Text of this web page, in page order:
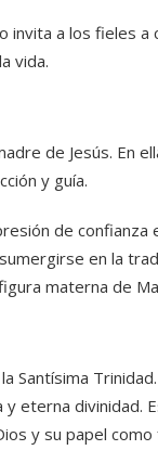
invita a los fieles a
vida.
de Jesús. En
y guía.
de confianza
en la
materna de
Santísima
y eterna divinidad.
y su papel